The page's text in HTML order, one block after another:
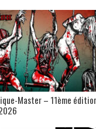
Master – 11ème